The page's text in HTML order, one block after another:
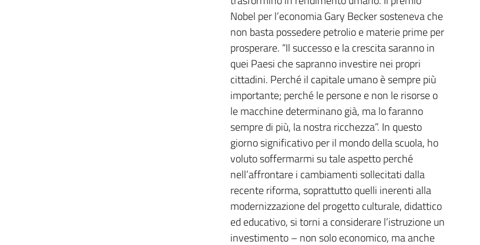
Nobel per l’economia Gary Becker sosteneva che
non basta possedere petrolio e materie prime per
prosperare. “Il successo e la crescita saranno in
quei Paesi che sapranno investire nei propri
cittadini. Perché il capitale umano è sempre più
importante; perché le persone e non le risorse o
le macchine determinano già, ma lo faranno
sempre di più, la nostra ricchezza”. In questo
giorno significativo per il mondo della scuola, ho
voluto soffermarmi su tale aspetto perché
nell’affrontare i cambiamenti sollecitati dalla
recente riforma, soprattutto quelli inerenti alla
modernizzazione del progetto culturale, didattico
ed educativo, si torni a considerare l’istruzione un
investimento – non solo economico, ma anche